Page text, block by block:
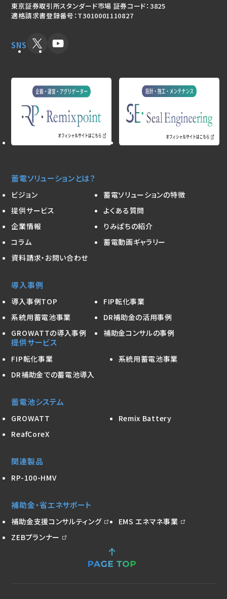
東京証券取引所スタンダード市場 証券コード：3825
適格請求書登録番号：T3010001110827
SNS
蓄電ソリューションとは？
ビジョン
蓄電ソリューションの特徴
提供サービス
よくある質問
企業情報
りみぱちの紹介
コラム
蓄電動画ギャラリー
資料請求・お問い合わせ
導入事例
導入事例TOP
FIP転化事業
系統用蓄電池事業
DR補助金の活用事例
GROWATTの導入事例
補助金コンサルの事例
提供サービス
FIP転化事業
系統用蓄電池事業
DR補助金での蓄電池導入
蓄電池システム
GROWATT
Remix Battery
ReafCoreX
関連製品
RP-100-HMV
補助金・省エネサポート
補助金支援コンサルティング
EMS エネマネ事業
ZEBプランナー